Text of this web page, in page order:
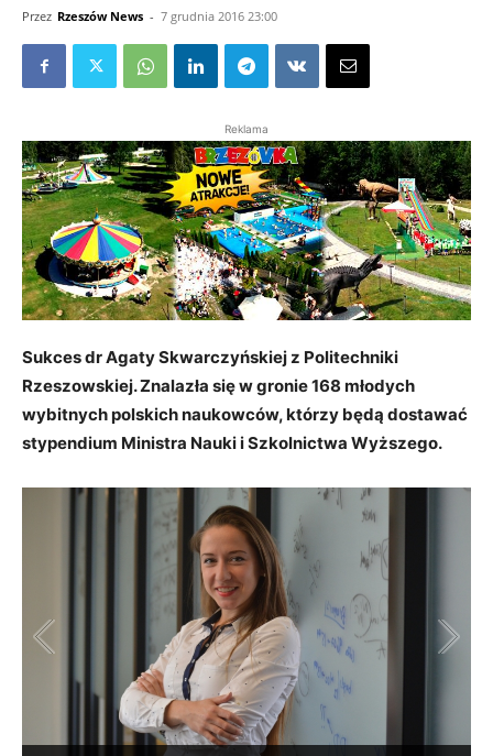
Przez Rzeszów News - 7 grudnia 2016 23:00
Reklama
Sukces dr Agaty Skwarczyńskiej z Politechniki
Rzeszowskiej. Znalazła się w gronie 168 młodych
wybitnych polskich naukowców, którzy będą dostawać
stypendium Ministra Nauki i Szkolnictwa Wyższego.